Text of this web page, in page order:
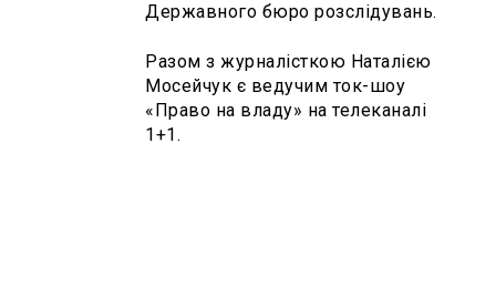
Державного бюро розслідувань.
Разом з журналісткою Наталією
Мосейчук є ведучим ток-шоу
«Право на владу» на телеканалі
1+1.